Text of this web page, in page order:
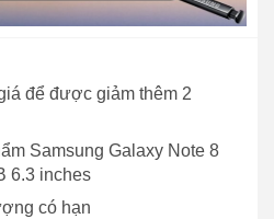
để được giảm thêm 2
Samsung Galaxy Note 8
6.3 inches
có hạn